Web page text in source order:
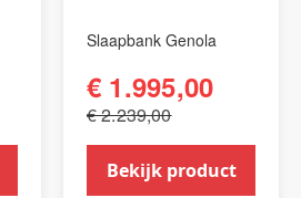
Slaapbank Genola
€ 1.995,00
€ 2.239,00
Bekijk product